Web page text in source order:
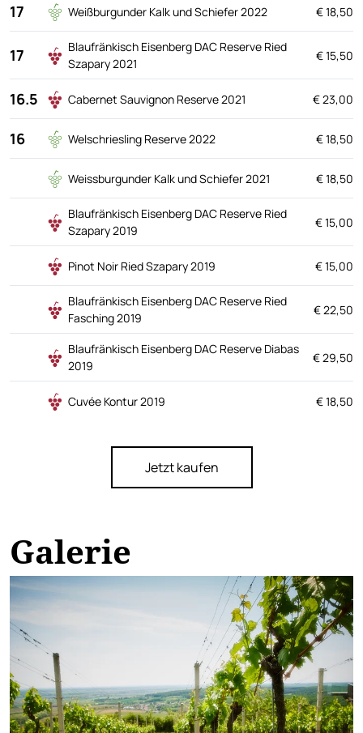
17 Weißburgunder Kalk und Schiefer 2022 € 18,50
17
Blaufränkisch Eisenberg DAC Reserve Ried
Szapary 2021
€ 15,50
16.5 Cabernet Sauvignon Reserve 2021 € 23,00
16 Welschriesling Reserve 2022 € 18,50
Weissburgunder Kalk und Schiefer 2021 € 18,50
Blaufränkisch Eisenberg DAC Reserve Ried
Szapary 2019
€ 15,00
Pinot Noir Ried Szapary 2019 € 15,00
Blaufränkisch Eisenberg DAC Reserve Ried
Fasching 2019
€ 22,50
Blaufränkisch Eisenberg DAC Reserve Diabas
2019
€ 29,50
Cuvée Kontur 2019 € 18,50
Jetzt kaufen
Galerie